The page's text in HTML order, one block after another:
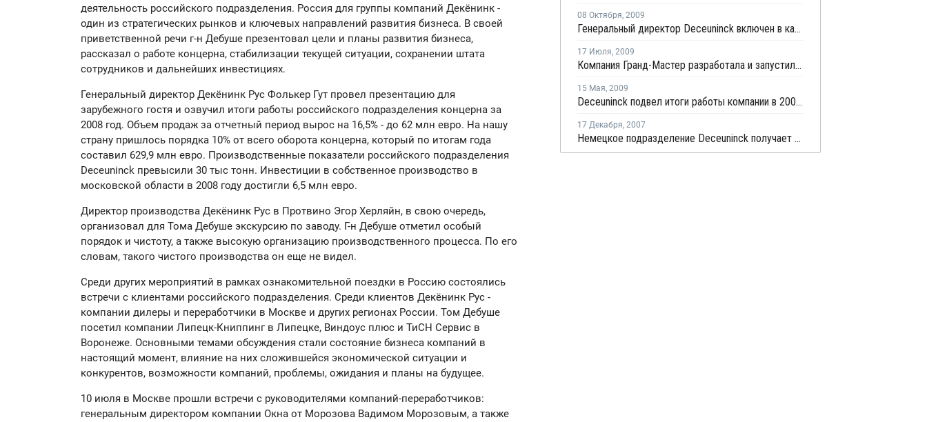
деятельность российского подразделения. Россия для группы компаний Декёнинк -
один из стратегических рынков и ключевых направлений развития бизнеса. В своей
приветственной речи г-н Дебуше презентовал цели и планы развития бизнеса,
рассказал о работе концерна, стабилизации текущей ситуации, сохранении штата
сотрудников и дальнейших инвестициях.
Генеральный директор Декёнинк Рус Фолькер Гут провел презентацию для
зарубежного гостя и озвучил итоги работы российского подразделения концерна за
2008 год. Объем продаж за отчетный период вырос на 16,5% - до 62 млн евро. На нашу
страну пришлось порядка 10% от всего оборота концерна, который по итогам года
составил 629,9 млн евро. Производственные показатели российского подразделения
Deceuninck превысили 30 тыс тонн. Инвестиции в собственное производство в
московской области в 2008 году достигли 6,5 млн евро.
Директор производства Декёнинк Рус в Протвино Эгор Херляйн, в свою очередь,
организовал для Тома Дебуше экскурсию по заводу. Г-н Дебуше отметил особый
порядок и чистоту, а также высокую организацию производственного процесса. По его
словам, такого чистого производства он еще не видел.
Среди других мероприятий в рамках ознакомительной поездки в Россию состоялись
встречи с клиентами российского подразделения. Среди клиентов Декёнинк Рус -
компании дилеры и переработчики в Москве и других регионах России. Том Дебуше
посетил компании Липецк-Книппинг в Липецке, Виндоус плюс и ТиСН Сервис в
Воронеже. Основными темами обсуждения стали состояние бизнеса компаний в
настоящий момент, влияние на них сложившейся экономической ситуации и
конкурентов, возможности компаний, проблемы, ожидания и планы на будущее.
10 июля в Москве прошли встречи с руководителями компаний-переработчиков:
генеральным директором компании Окна от Морозова Вадимом Морозовым, а также
08 Октября, 2009
Генеральный директор Deceuninck включен в кадровый резерв Президента России
17 Июля, 2009
Компания Гранд-Мастер разработала и запустила в производство новый тип cast- полипропиленовых пленок в качестве альтернативы ПВХ пленкам.
15 Мая, 2009
Deceuninck подвел итоги работы компании в 2008 году в эфире РБК ТВ
17 Декабря, 2007
Немецкое подразделение Deceuninck получает награду за инновации